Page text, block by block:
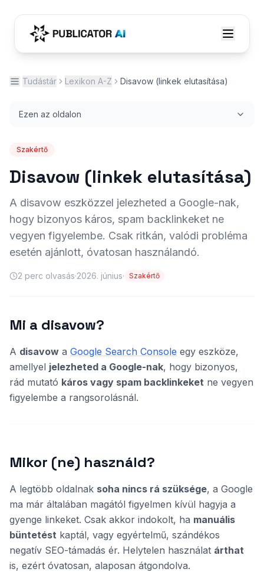
Tudástár Lexikon A-Z Disavow (linkek elutasítása)
Ezen az oldalon
Szakértő
Disavow (linkek elutasítása)
A disavow eszközzel jelezheted a Google-nak,
hogy bizonyos káros, spam backlinkeket ne
vegyen figyelembe. Csak ritkán, valódi probléma
esetén ajánlott, óvatosan használandó.
2 perc olvasás·2026. június· Szakértő
Mi a disavow?
A disavow a Google Search Console egy eszköze,
amellyel jelezheted a Google-nak, hogy bizonyos,
rád mutató káros vagy spam backlinkeket ne vegyen
figyelembe a rangsorolásnál.
Mikor (ne) használd?
A legtöbb oldalnak soha nincs rá szüksége, a Google
ma már általában magától figyelmen kívül hagyja a
gyenge linkeket. Csak akkor indokolt, ha manuális
büntetést kaptál, vagy egyértelmű, szándékos
negatív SEO-támadás ér. Helytelen használat árthat
is, ezért óvatosan, alaposan átgondolva.